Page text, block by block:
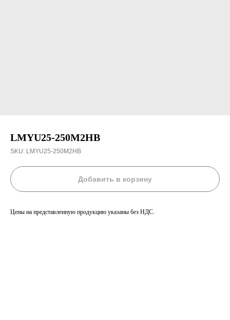
LMYU25-250M2HB
SKU: LMYU25-250M2HB
Добавить в корзину
Цены на представленную продукцию указаны без НДС.